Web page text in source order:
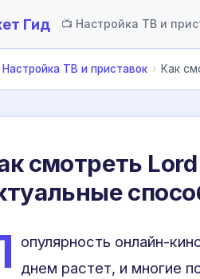
Гид 📺 Настройка ТВ и
Настройка ТВ и приставок › Как
смотреть
опулярность онлайн-
днем растет, и многие